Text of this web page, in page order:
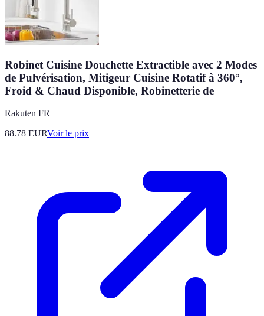
Robinet Cuisine Douchette Extractible avec 2 Modes
de Pulvérisation, Mitigeur Cuisine Rotatif à 360°,
Froid & Chaud Disponible, Robinetterie de
Rakuten FR
88.78 EURVoir le prix